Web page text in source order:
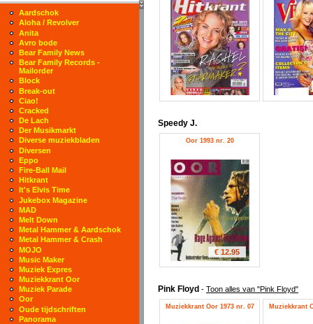
Speedy J.
Oor 1993 nr. 20
€ 12.95
Pink Floyd - Toon alles van "Pink Floyd"
Muziekkrant Oor 1973 nr. 07 Muziekkrant
Aardschok
Aloha / Revolver
Anita
Avro bode
Bear Family News
Bear Family Records -
Mailorder
Block
Break-out
Ciao!
Cracked
De Lach
Der Musikmarkt
Diverse muziekbladen
Diversen
Eppo
Fire-Ball Mail
Hitkrant
It's Elvis Time
Jukebox Magazine
MAD
Melt Down
Metal Hammer & Aardschok
Metal Hammer & Crash
MOJO
Music Maker
Muziek Expres
Muziekkrant Oor
Muziek Parade
Oor
Oude tijdschriften
Panorama